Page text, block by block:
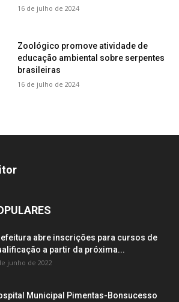
16 de julho de 2024
Zoológico promove atividade de
educação ambiental sobre serpentes
brasileiras
16 de julho de 2024
abre inscrições para cursos de
a partir da próxima...
junho de 2022
Municipal Pimentas-Bonsucesso